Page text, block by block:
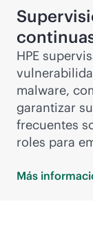
HPE
malware,
garantizar
frecuentes
roles para
Más